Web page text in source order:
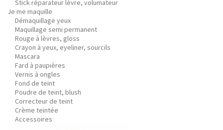
Stick réparateur lèvre, volumateur
Je me maquille
Démaquillage yeux
Maquillage semi permanent
Rouge à lèvres, gloss
Crayon à yeux, eyeliner, sourcils
Mascara
Fard à paupières
Vernis à ongles
Fond de teint
Poudre de teint, blush
Correcteur de teint
Crème teintée
Accessoires